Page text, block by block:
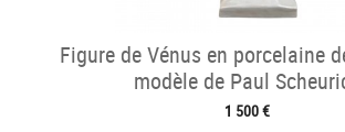
Figure de Vénus en porcelaine
modèle de Paul
1 500 €